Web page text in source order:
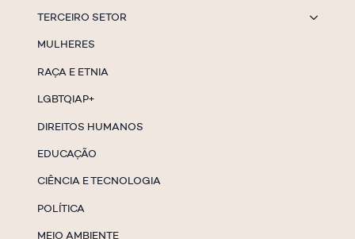
TERCEIRO SETOR
MULHERES
RAÇA E ETNIA
LGBTQIAP+
DIREITOS HUMANOS
EDUCAÇÃO
CIÊNCIA E TECNOLOGIA
POLÍTICA
MEIO AMBIENTE